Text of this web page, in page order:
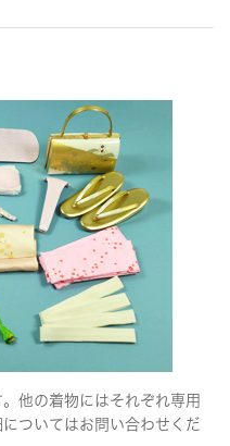
他の着物にはそれぞれ専用
ついてはお問い合わせくだ